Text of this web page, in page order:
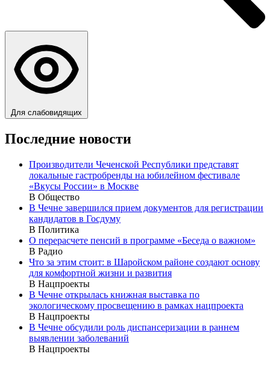
Для слабовидящих
Последние новости
Производители Чеченской Республики представят
локальные гастробренды на юбилейном фестивале
«Вкусы России» в Москве
В Общество
В Чечне завершился прием документов для регистрации
кандидатов в Госдуму
В Политика
О перерасчете пенсий в программе «Беседа о важном»
В Радио
Что за этим стоит: в Шаройском районе создают основу
для комфортной жизни и развития
В Нацпроекты
В Чечне открылась книжная выставка по
экологическому просвещению в рамках нацпроекта
В Нацпроекты
В Чечне обсудили роль диспансеризации в раннем
выявлении заболеваний
В Нацпроекты